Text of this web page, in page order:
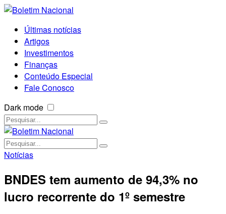
Últimas notícias
Artigos
Investimentos
Finanças
Conteúdo Especial
Fale Conosco
Dark mode
Notícias
BNDES tem aumento de 94,3% no
lucro recorrente do 1º semestre